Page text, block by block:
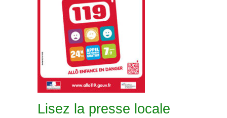
Lisez la presse locale